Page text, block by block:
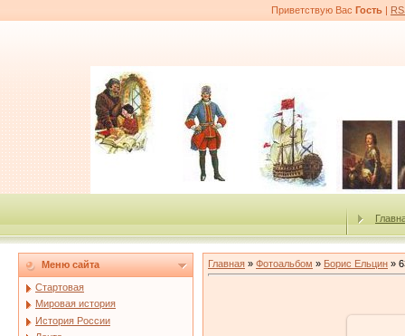
Приветствую Вас Гость |
Меню сайта
Стартовая
Мировая история
История России
Главная » Фотоальбом » Борис Ельцин »